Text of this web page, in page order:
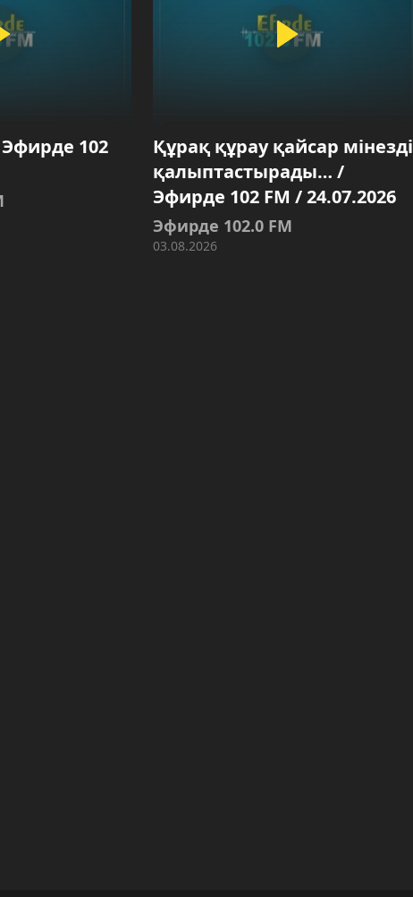
102
Құрақ құрау қайсар мінезді
қалыптастырады… /
Эфирде 102 FM / 24.07.2026
Эфирде 102.0 FM
03.08.2026